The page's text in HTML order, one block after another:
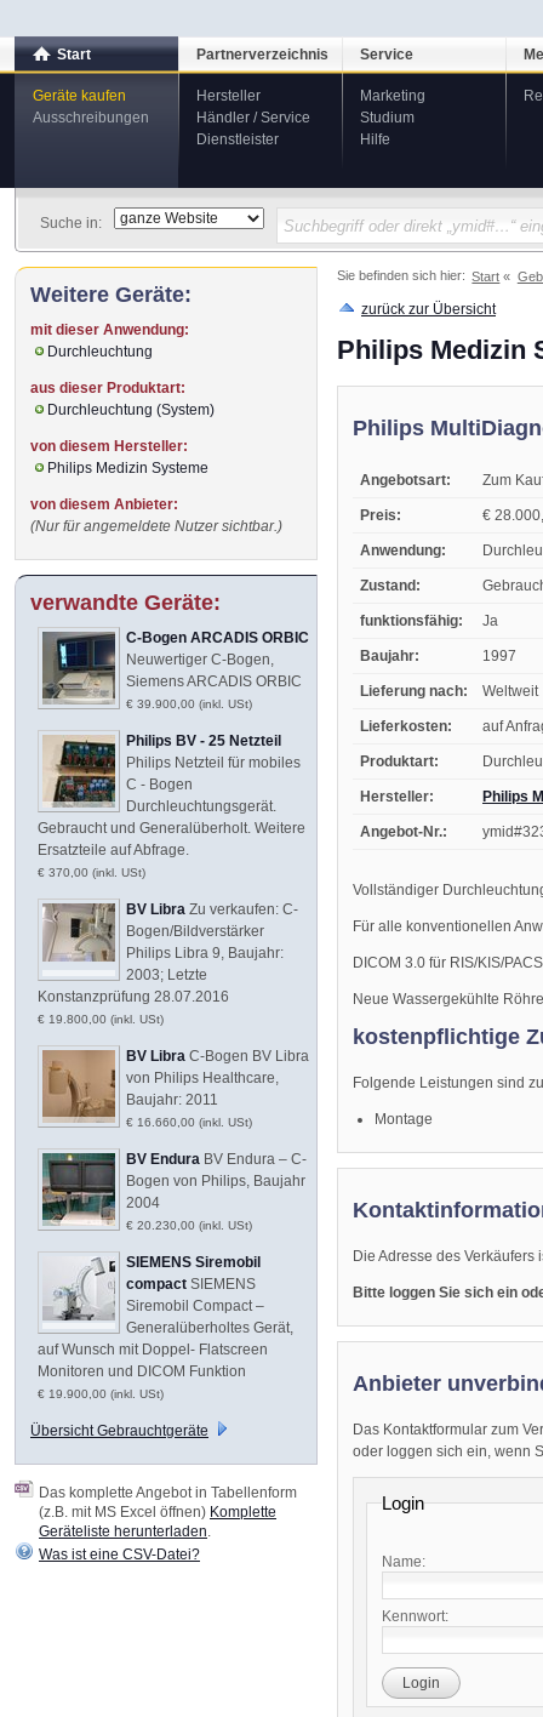
Start
Geräte kaufen
Ausschreibungen
Partnerverzeichnis
Hersteller
Händler / Service
Dienstleister
Service
Marketing
Studium
Hilfe
Suche in:
Sie befinden sich hier: Start
zurück zur Übersicht
Philips Medizin
Philips
Angebotsart: Zum
Preis: €
Anwendung:
Zustand:
funktionsfähig: Ja
Baujahr: 1997
Lieferung nach: Weltweit
Lieferkosten: auf
Produktart:
Hersteller: Philips
Angebot-Nr.:
Vollständiger
Für alle konventionellen
DICOM 3.0 für RIS/KIS/
Neue Wassergekühlte
kostenpflichtige
Folgende Leistungen sind
Montage
Die Adresse des
Bitte loggen Sie sich ein
Anbieter
Das Kontaktformular zum
oder loggen sich ein, wenn
Login
Name:
Kennwort:
Login
Weitere Geräte:
mit dieser Anwendung:
Durchleuchtung
aus dieser Produktart:
Durchleuchtung (System)
von diesem Hersteller:
Philips Medizin Systeme
von diesem Anbieter:
(Nur für angemeldete Nutzer sichtbar.)
verwandte Geräte:
C-Bogen ARCADIS ORBIC
Neuwertiger C-Bogen,
Siemens ARCADIS ORBIC
€ 39.900,00 (inkl. USt)
Philips BV - 25 Netzteil
Philips Netzteil für mobiles
C - Bogen
Durchleuchtungsgerät.
Gebraucht und Generalüberholt. Weitere
Ersatzteile auf Abfrage.
€ 370,00 (inkl. USt)
BV Libra Zu verkaufen: C-
Bogen/Bildverstärker
Philips Libra 9, Baujahr:
2003; Letzte
Konstanzprüfung 28.07.2016
€ 19.800,00 (inkl. USt)
BV Libra C-Bogen BV Libra
von Philips Healthcare,
Baujahr: 2011
€ 16.660,00 (inkl. USt)
BV Endura BV Endura – C-
Bogen von Philips, Baujahr
2004
€ 20.230,00 (inkl. USt)
SIEMENS Siremobil
compact SIEMENS
Siremobil Compact –
Generalüberholtes Gerät,
auf Wunsch mit Doppel- Flatscreen
Monitoren und DICOM Funktion
€ 19.900,00 (inkl. USt)
Übersicht Gebrauchtgeräte
Das komplette Angebot in Tabellenform
(z.B. mit MS Excel öffnen) Komplette
Geräteliste herunterladen
Was ist eine CSV-Datei?